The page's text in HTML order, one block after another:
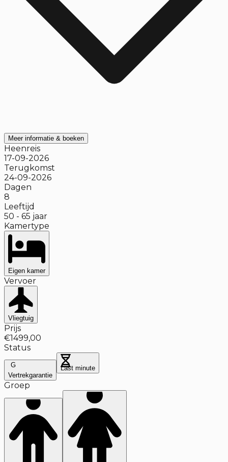
Meer informatie & boeken
Heenreis
17-09-2026
Terugkomst
24-09-2026
Dagen
8
Leeftijd
50 - 65 jaar
Kamertype
Eigen kamer
Vervoer
Vliegtuig
Prijs
€1499,00
Status
G
Vertrekgarantie
Last minute
Groep